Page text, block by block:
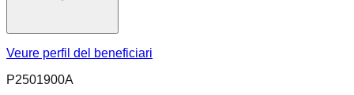
Veure perfil del beneficiari
P2501900A